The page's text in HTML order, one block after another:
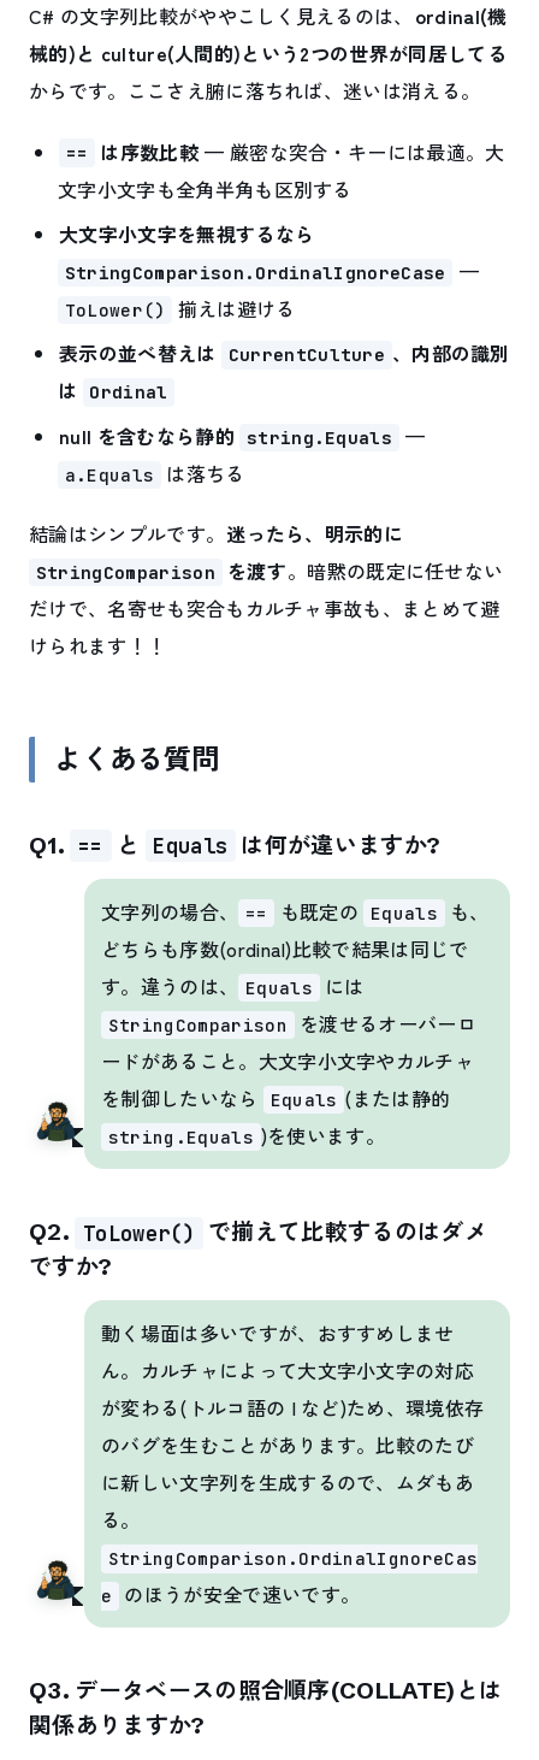
C# の文字列比較がややこしく見えるのは、 ordinal(機
械的)と culture(人間的)という2つの世界が同居してる
からです。ここさえ腑に落ちれば、迷いは消える。
== は序数比較 — 厳密な突合・キーには最適。大
文字小文字も全角半角も区別する
大文字小文字を無視するなら
StringComparison.OrdinalIgnoreCase —
ToLower()
揃えは避ける
表示の並べ替えは
CurrentCulture 、内部の識別
は
Ordinal
null を含むなら静的 string.Equals —
a.Equals は落ちる
結論はシンプルです。 迷ったら、明示的に
StringComparison を渡す。暗黙の既定に任せない
だけで、名寄せも突合もカルチャ事故も、まとめて避
けられます！！
よくある質問
Q1. == と Equals は何が違いますか?
文字列の場合、 == も既定の Equals
も、
どちらも序数(ordinal)比較で結果は同じで
す。違うのは、
Equals には
StringComparison
を渡せるオーバーロ
ードがあること。大文字小文字やカルチャ
を制御したいなら
Equals (または静的
string.Equals )を使います。
Q2. ToLower()
で揃えて比較するのはダメ
ですか?
動く場面は多いですが、おすすめしませ
ん。カルチャによって大文字小文字の対応
が変わる(トルコ語の I など)ため、環境依存
のバグを生むことがあります。比較のたび
に新しい文字列を生成するので、ムダもあ
る。
StringComparison.OrdinalIgnoreCas
e
のほうが安全で速いです。
Q3. データベースの照合順序(COLLATE)とは
関係ありますか?